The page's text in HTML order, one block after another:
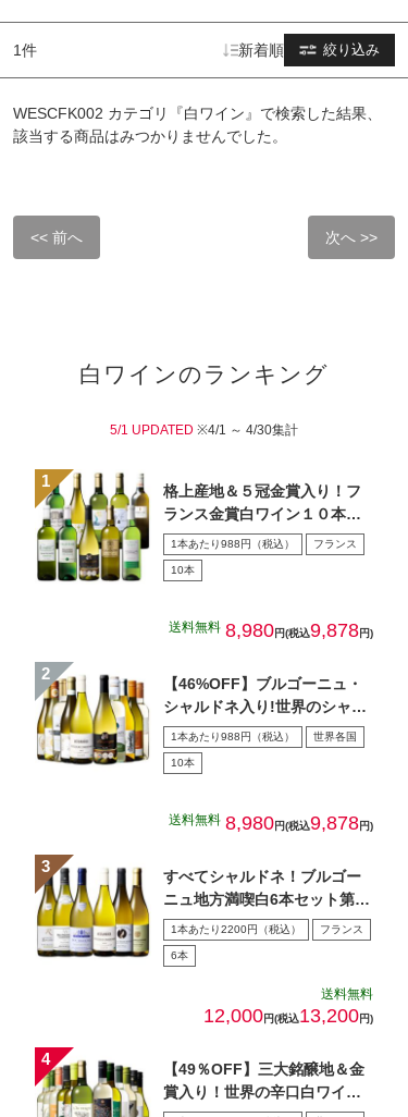
1件 絞り込み
新着順
WESCFK002 カテゴリ『白ワイン』で検索した結果、
該当する商品はみつかりませんでした。
<< 前へ 次へ >>
白ワインのランキング
5/1 UPDATED ※4/1 ～ 4/30集計
格上産地＆５冠金賞入り！フ
ランス金賞白ワイン１０本セ
ット
1本あたり988円（税込） フランス
10本
送料無料 8,980円(税込9,878円)
【46%OFF】ブルゴーニュ・
シャルドネ入り!世界のシャル
ドネ白10本セット 第…
1本あたり988円（税込） 世界各国
10本
送料無料 8,980円(税込9,878円)
すべてシャルドネ！ブルゴー
ニュ地方満喫白6本セット第5
弾1本あたり2200円（税込） フランス
6本
送料無料
12,000円(税込13,200円)
【49％OFF】三大銘醸地＆金
賞入り！世界の辛口白ワイン